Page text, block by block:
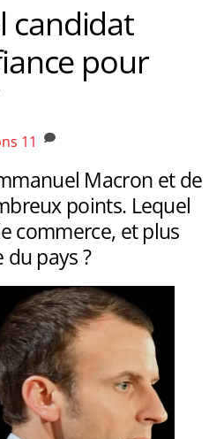
candidat
pour
11
Macron et de
points. Lequel
commerce, et plus
pays ?